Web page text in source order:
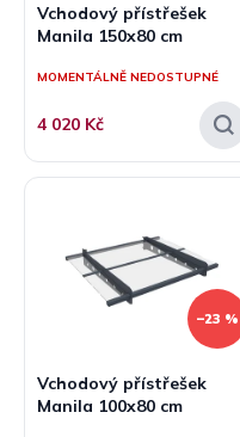
Vchodový přístřešek
Manila 150x80 cm
MOMENTÁLNĚ NEDOSTUPNÉ
4 020 Kč
–23 %
Vchodový přístřešek
Manila 100x80 cm